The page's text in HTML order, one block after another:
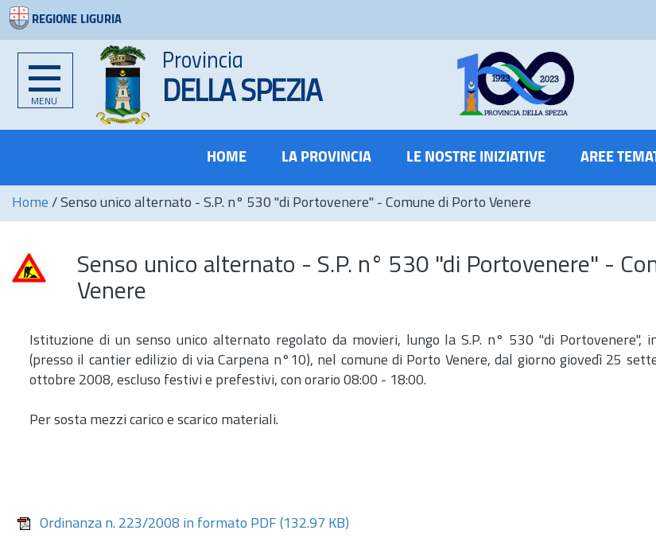
REGIONE LIGURIA
MENU
Provincia
DELLA SPEZIA
HOME LA PROVINCIA LE NOSTRE INIZIATIVE AREE
Home / Senso unico alternato - S.P. n° 530 "di Portovenere" - Comune di Porto Venere
Senso unico alternato - S.P. n° 530 "di Portovenere" -
Venere
Istituzione di un senso unico alternato regolato da movieri, lungo la S.P. n° 530 "di Portovenere",
(presso il cantier edilizio di via Carpena n°10), nel comune di Porto Venere, dal giorno giovedì 25
ottobre 2008, escluso festivi e prefestivi, con orario 08:00 - 18:00.
Per sosta mezzi carico e scarico materiali.
Ordinanza n. 223/2008 in formato PDF (132.97 KB)